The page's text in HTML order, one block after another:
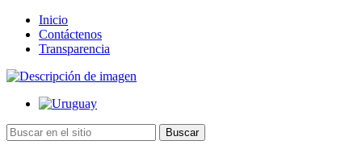
Inicio
Contáctenos
Transparencia